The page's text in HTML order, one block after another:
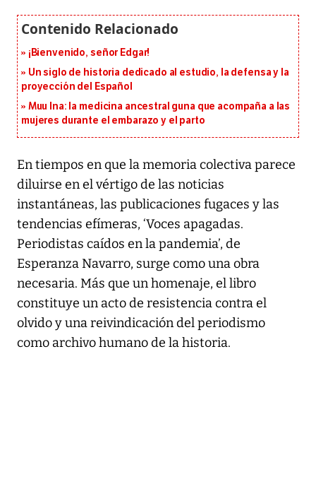
¡Bienvenido, señor Edgar!
Un siglo de historia dedicado al estudio, la defensa y la
proyección del Español
Muu Ina: la medicina ancestral guna que acompaña a las
mujeres durante el embarazo y el parto
En tiempos en que la memoria colectiva parece
diluirse en el vértigo de las noticias
instantáneas, las publicaciones fugaces y las
tendencias efímeras, ‘Voces apagadas.
Periodistas caídos en la pandemia’, de
Esperanza Navarro, surge como una obra
necesaria. Más que un homenaje, el libro
constituye un acto de resistencia contra el
olvido y una reivindicación del periodismo
como archivo humano de la historia.